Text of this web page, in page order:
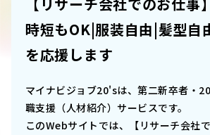
【リサーチ会社でのお仕事
時短もOK|服装自由|髪型自
を応援します
マイナビジョブ20'sは、第二新卒者・
職支援（人材紹介）サービスです。
このWebサイトでは、
【リサーチ会社